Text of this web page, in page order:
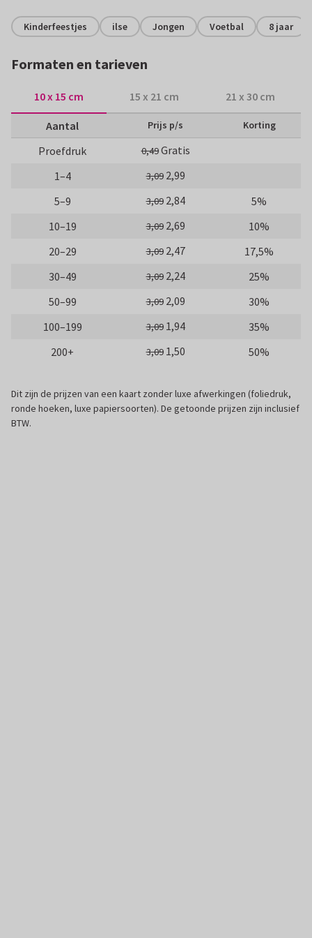
Kinderfeestjes ilse Jongen Voetbal 8 jaar
Formaten en tarieven
10 x 15 cm 15 x 21 cm 21 x 30 cm
Aantal Prijs p/s Korting
Proefdruk 0,49Gratis
1–4
3,09 2,99
5–9
3,09 2,84
5%
10–19
3,09 2,69
10%
20–29
3,09 2,47
17,5%
30–49
3,09 2,24
25%
50–99
3,09 2,09
30%
100–199
3,09 1,94
35%
200+
3,09 1,50 50%
Dit zijn de prijzen van een kaart zonder luxe afwerkingen (foliedruk,
ronde hoeken, luxe papiersoorten). De getoonde prijzen zijn inclusief
BTW.